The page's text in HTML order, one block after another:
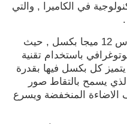
في الكاميرا , والتي
وتأتي كاميرا " غلاكسي S7" بقياس 12 ميجا بكسل , حيث
باستخدام تقنية
يتميز كل بكسل فيها بقدرة
الذي يسمح بالتقاط صور
المنخفضة ويسرع